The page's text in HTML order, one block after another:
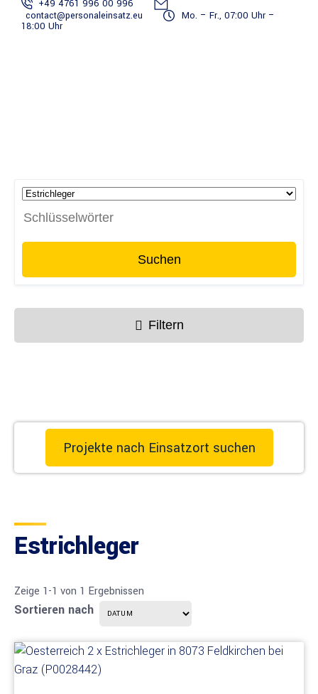
+49 4761 996 00 996
contact@personaleinsatz.eu
Mo. – Fr., 07:00 Uhr –
18:00 Uhr
Suchen
Filtern
Projekte nach Einsatzort suchen
Estrichleger
Zeige 1-1 von 1 Ergebnissen
Sortieren nach